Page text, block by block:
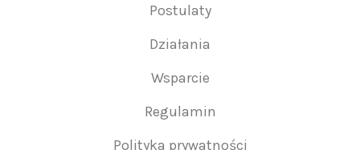
Postulaty
Działania
Wsparcie
Regulamin
Polityka prywatności